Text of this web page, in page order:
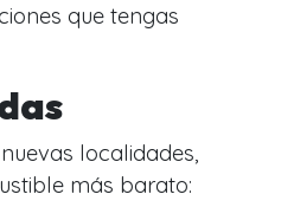
que tengas
localidades,
más barato: